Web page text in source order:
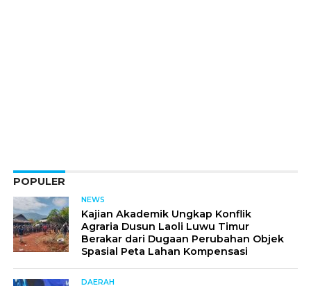
POPULER
NEWS
Kajian Akademik Ungkap Konflik
Agraria Dusun Laoli Luwu Timur
Berakar dari Dugaan Perubahan Objek
Spasial Peta Lahan Kompensasi
DAERAH